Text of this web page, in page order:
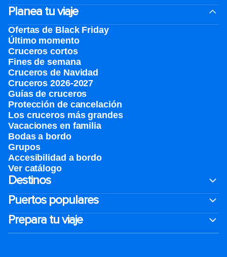
Planea tu viaje
Ofertas de Black Friday
Último momento
Cruceros cortos
Fines de semana
Cruceros de Navidad
Cruceros 2026-2027
Guías de cruceros
Protección de cancelación
Los cruceros más grandes
Vacaciones en familia
Bodas a bordo
Grupos
Accesibilidad a bordo
Ver catálogo
Destinos
Puertos populares
Prepara tu viaje